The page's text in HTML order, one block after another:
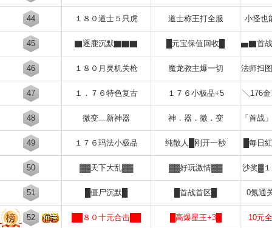
44 １８０道士５只虎 道士称王打全服 小怪也
45 ▇逐鹿沉默▇▇▇ █元宝保值回收█ ▅▇首
46 １８０月灵机关枪 魔龙教主爆一切 法师扫
47 １．７６特色复古 １７６小极品+5 ╲176
48 微变﹏新神器 神．器．微．变 「首战
49 １７６玛法小极品 纯散人█刚开一秒 █每日
50 ▓▓天下大乱▓▓ ▓▓好玩激情▓▓ 沙奖▓
51 █僵尸沉默█ █首战首区█ 0氪通
52 ██８０十元合击██ █高爆星王+3█ 10元